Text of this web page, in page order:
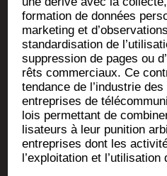
for­ma­tion de don­nées
mar­ke­ting et
stan­dar­di­sa­tion de
sup­pres­sion de pages ou
rêts com­mer­ciaux. Ce
ten­dance de l’industrie
entre­prises de
lois per­met­tant de
li­sa­teurs à leur puni­tion
entre­prises dont les
l’exploitation et l’utilisation